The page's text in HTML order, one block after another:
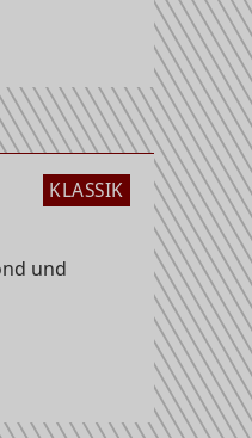
KLASSIK
und